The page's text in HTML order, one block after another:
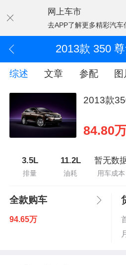
网上车市
去APP了解更多精彩汽车
2013款 350
综述 文章 参配
2013款
84.80
3.5L
排量
11.2L
油耗
暂无数
用车成本
全款购车
94.65万